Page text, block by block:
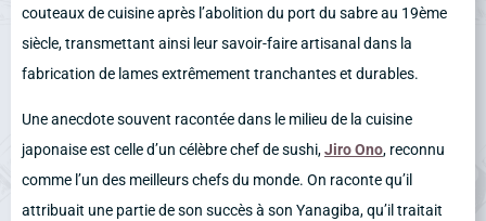
couteaux de cuisine après l’abolition du port du sabre au 19ème
siècle, transmettant ainsi leur savoir-faire artisanal dans la
fabrication de lames extrêmement tranchantes et durables.
Une anecdote souvent racontée dans le milieu de la cuisine
japonaise est celle d’un célèbre chef de sushi,Jiro Ono, reconnu
comme l’un des meilleurs chefs du monde. On raconte qu’il
attribuait une partie de son succès à son Yanagiba, qu’il traitait